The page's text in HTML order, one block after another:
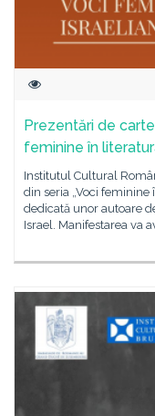
Prezentări de carte
feminine în
Institutul Cultural
din seria „Voci
dedicată unor autoare
Israel. Manifestarea va